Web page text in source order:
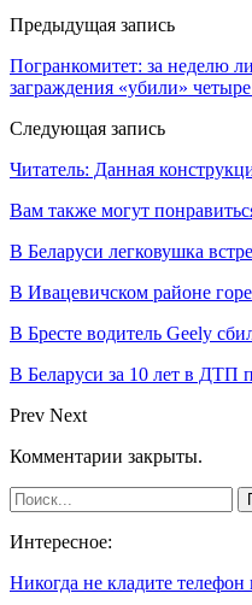
Предыдущая запись
Погранкомитет: за неделю
заграждения «убили»
Следующая запись
Читатель: Данная
Вам также могут
В Беларуси легковушка
В Ивацевичском районе
В Бресте водитель Geely
В Беларуси за 10 лет в ДТП
Prev Next
Комментарии закрыты.
Интересное:
Никогда не кладите телефон